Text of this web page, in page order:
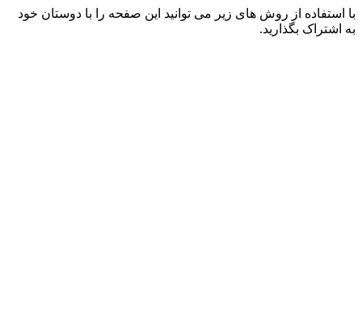
با استفاده از روش های زیر می توانید این صفحه را با دوستان خود
به اشتراک بگذارید.